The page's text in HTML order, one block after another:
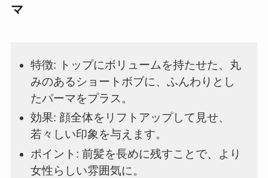
マ
特徴: トップにボリュームを持たせた、丸
みのあるショートボブに、ふんわりとし
たパーマをプラス。
効果: 顔全体をリフトアップして見せ、
若々しい印象を与えます。
ポイント: 前髪を長めに残すことで、より
女性らしい雰囲気に。